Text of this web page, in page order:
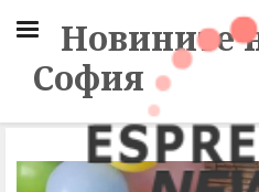
Новините
София